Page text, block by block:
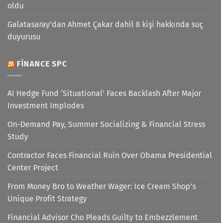
oldu
Galatasaray'dan Ahmet Çakar dahil 8 kişi hakkında suç
duyurusu
FINANCE SPC
AI Hedge Fund ‘Situational’ Faces Backlash After Major
Investment Implodes
On-Demand Pay, Summer Socializing & Financial Stress
Study
Contractor Faces Financial Ruin Over Obama Presidential
Center Project
From Money Bro to Weather Wager: Ice Cream Shop’s
Unique Profit Strategy
Financial Advisor Cho Pleads Guilty to Embezzlement